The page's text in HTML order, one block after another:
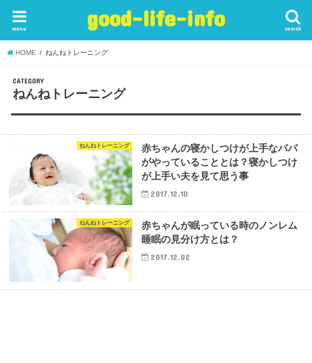
good-life-info search
menu
HOME ねんねトレーニング
CATEGORY
ねんねトレーニング
ねんねトレーニング
赤ちゃんの寝かしつけが上手なパパ
がやっていることとは？寝かしつけ
が上手い夫を見て思う事
2017.12.10
ねんねトレーニング
赤ちゃんが眠っている時のノンレム
睡眠の見分け方とは？
2017.12.02